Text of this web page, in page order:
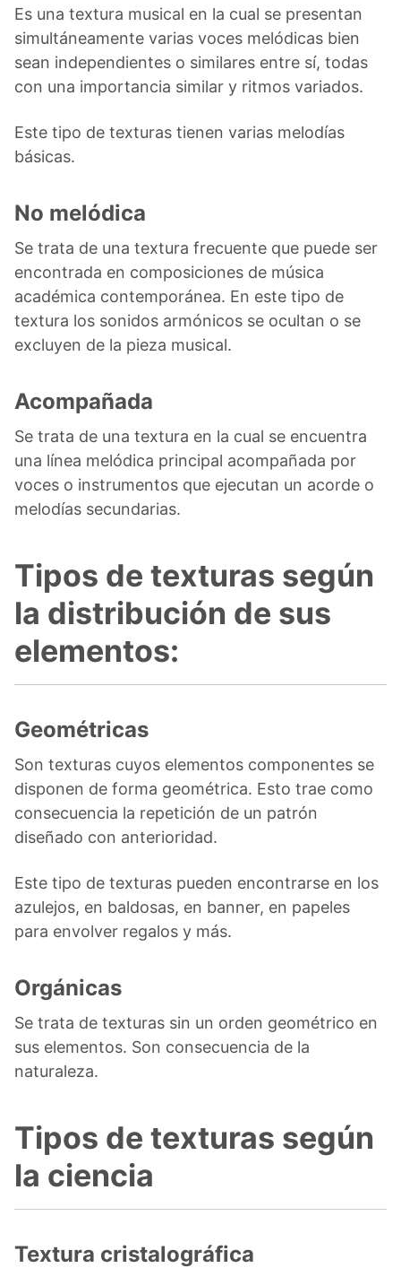
Es una textura musical en la cual se presentan
simultáneamente varias voces melódicas bien
sean independientes o similares entre sí, todas
con una importancia similar y ritmos variados.
Este tipo de texturas tienen varias melodías
básicas.
No melódica
Se trata de una textura frecuente que puede ser
encontrada en composiciones de música
académica contemporánea. En este tipo de
textura los sonidos armónicos se ocultan o se
excluyen de la pieza musical.
Acompañada
Se trata de una textura en la cual se encuentra
una línea melódica principal acompañada por
voces o instrumentos que ejecutan un acorde o
melodías secundarias.
Tipos de texturas según
la distribución de sus
elementos:
Geométricas
Son texturas cuyos elementos componentes se
disponen de forma geométrica. Esto trae como
consecuencia la repetición de un patrón
diseñado con anterioridad.
Este tipo de texturas pueden encontrarse en los
azulejos, en baldosas, en banner, en papeles
para envolver regalos y más.
Orgánicas
Se trata de texturas sin un orden geométrico en
sus elementos. Son consecuencia de la
naturaleza.
Tipos de texturas según
la ciencia
Textura cristalográfica